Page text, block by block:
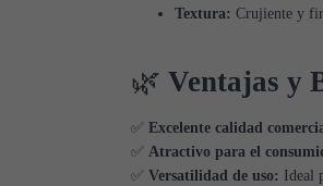
Textura: Crujiente y
🌿 Ventajas y
✅ Excelente calidad
✅ Atractivo para el
✅ Versatilidad de uso: Ideal